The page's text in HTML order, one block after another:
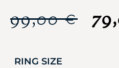
99,00€
RING SIZE